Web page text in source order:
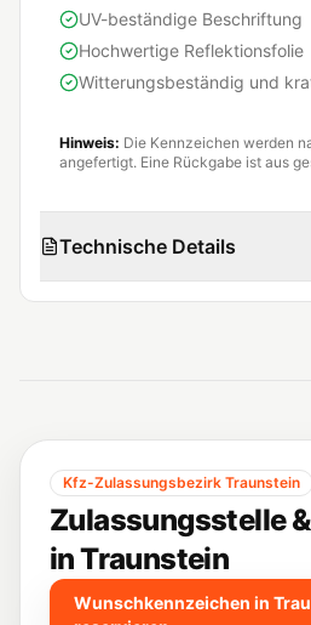
UV-beständige Beschriftung
Hochwertige Reflektionsfolie
Witterungsbeständig und
Hinweis: Die Kennzeichen werden
angefertigt. Eine Rückgabe ist aus
Technische Details
Kfz-Zulassungsbezirk Traunstein
Zulassungsstelle
inTraunstein
Wunschkennzeichen in